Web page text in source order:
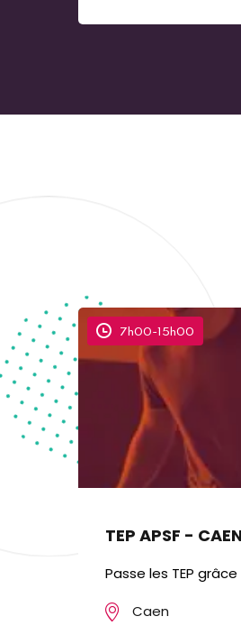
Concours de la
7h00-15h00
TEP APSF -
Passe les TEP
Caen